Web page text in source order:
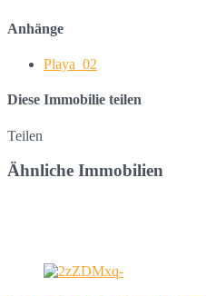
Anhänge
Playa_02
Diese Immobilie teilen
Teilen
Ähnliche Immobilien